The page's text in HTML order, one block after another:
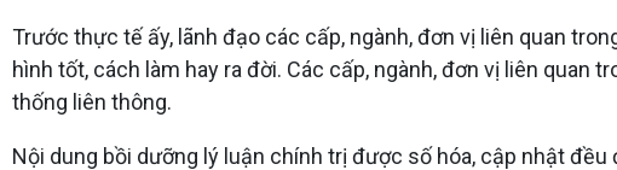
Trước thực tế ấy, lãnh đạo các cấp, ngành, đơn vị liên quan
hình tốt, cách làm hay ra đời. Các cấp, ngành, đơn vị liên quan
thống liên thông.
Nội dung bồi dưỡng lý luận chính trị được số hóa, cập nhật